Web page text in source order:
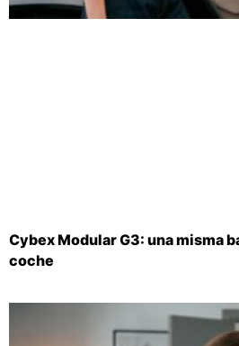
Cybex Modular G3: una misma
coche